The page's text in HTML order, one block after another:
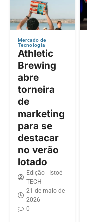
Mercado de
Tecnologia
Athletic
Brewing
abre
torneira
de
marketing
para se
destacar
no verão
lotado
Edição - Istoé
TECH
21 de maio de
2026
0